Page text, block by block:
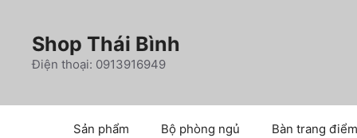
dung
Shop Thái Bình
Điện thoại: 0913916949
Sản phẩm Bộ phòng ngủ Bàn trang điểm